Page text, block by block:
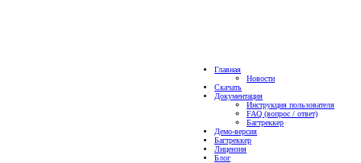
Главная
Новости
Скачать
Документация
Инструкция пользователя
FAQ (вопрос / ответ)
Багтреккер
Демо-версия
Багтреккер
Лицензия
Блог